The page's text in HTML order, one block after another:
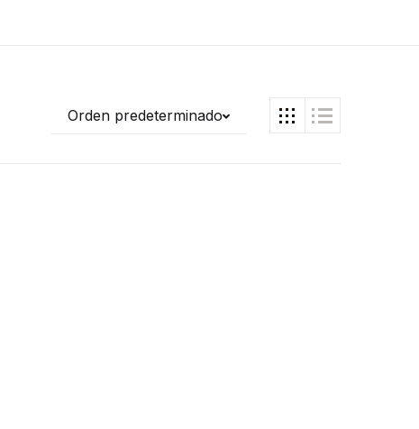
Orden predeterminado